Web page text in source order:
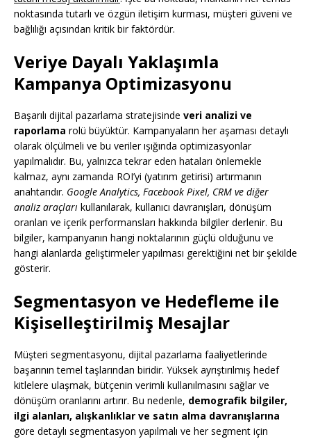
noktasında tutarlı ve özgün iletişim kurması, müşteri güveni ve
bağlılığı açısından kritik bir faktördür.
Veriye Dayalı Yaklaşımla
Kampanya Optimizasyonu
Başarılı dijital pazarlama stratejisinde veri analizi ve
raporlama rolü büyüktür. Kampanyaların her aşaması detaylı
olarak ölçülmeli ve bu veriler ışığında optimizasyonlar
yapılmalıdır. Bu, yalnızca tekrar eden hataları önlemekle
kalmaz, aynı zamanda ROI’yi (yatırım getirisi) artırmanın
anahtarıdır. Google Analytics, Facebook Pixel, CRM ve diğer
analiz araçları kullanılarak, kullanıcı davranışları, dönüşüm
oranları ve içerik performansları hakkında bilgiler derlenir. Bu
bilgiler, kampanyanın hangi noktalarının güçlü olduğunu ve
hangi alanlarda geliştirmeler yapılması gerektiğini net bir şekilde
gösterir.
Segmentasyon ve Hedefleme ile
Kişiselleştirilmiş Mesajlar
Müşteri segmentasyonu, dijital pazarlama faaliyetlerinde
başarının temel taşlarından biridir. Yüksek ayrıştırılmış hedef
kitlelere ulaşmak, bütçenin verimli kullanılmasını sağlar ve
dönüşüm oranlarını artırır. Bu nedenle, demografik bilgiler,
ilgi alanları, alışkanlıklar ve satın alma davranışlarına
göre detaylı segmentasyon yapılmalı ve her segment için